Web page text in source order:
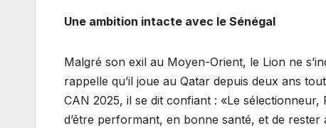
Une ambition intacte avec le Sénégal
Malgré son exil au Moyen-Orient, le Lion ne
rappelle qu’il joue au Qatar depuis deux ans
CAN 2025, il se dit confiant : «Le
d’être performant, en bonne santé, et de rester